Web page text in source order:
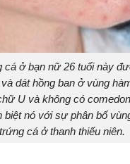
cá ở bạn nữ 26 tuổi này
dát hồng ban ở vùng
U và không có
biệt nó với sự phân bố
cá ở thanh thiếu niên.